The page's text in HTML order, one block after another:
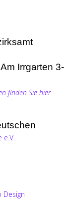
Irrgarten 3-
finden Sie hier
e.V.
Design